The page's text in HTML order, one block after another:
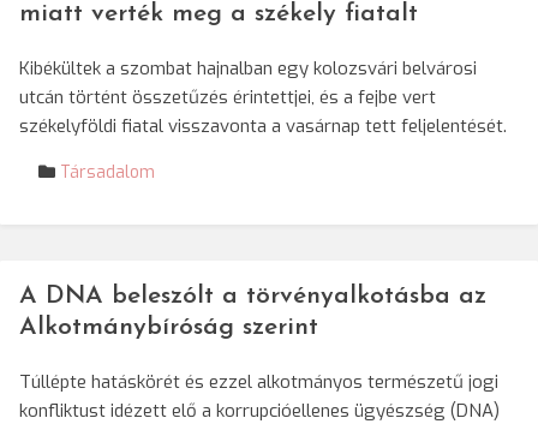
miatt verték meg a székely fiatalt
Kibékültek a szombat hajnalban egy kolozsvári belvárosi
utcán történt összetűzés érintettjei, és a fejbe vert
székelyföldi fiatal visszavonta a vasárnap tett feljelentését.
Társadalom
A DNA beleszólt a törvényalkotásba az
Alkotmánybíróság szerint
Túllépte hatáskörét és ezzel alkotmányos természetű jogi
konfliktust idézett elő a korrupcióellenes ügyészség (DNA)